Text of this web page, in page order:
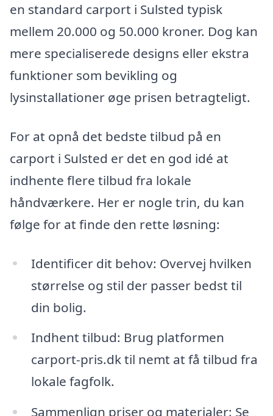
en standard carport i Sulsted typisk
mellem 20.000 og 50.000 kroner. Dog kan
mere specialiserede designs eller ekstra
funktioner som bevikling og
lysinstallationer øge prisen betragteligt.
For at opnå det bedste tilbud på en
carport i Sulsted er det en god idé at
indhente flere tilbud fra lokale
håndværkere. Her er nogle trin, du kan
følge for at finde den rette løsning:
Identificer dit behov: Overvej hvilken
størrelse og stil der passer bedst til
din bolig.
Indhent tilbud: Brug platformen
carport-pris.dk til nemt at få tilbud fra
lokale fagfolk.
Sammenlign priser og materialer: Se